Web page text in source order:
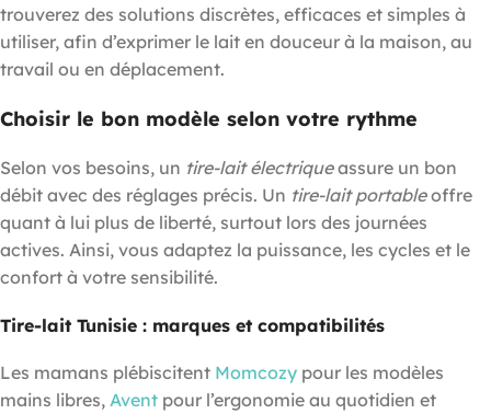
trouverez des solutions discrètes, efficaces et simples à
utiliser, afin d’exprimer le lait en douceur à la maison, au
travail ou en déplacement.
Choisir le bon modèle selon votre rythme
Selon vos besoins, un tire-lait électriqueassure un bon
débit avec des réglages précis. Un tire-lait portableoffre
quant à lui plus de liberté, surtout lors des journées
actives. Ainsi, vous adaptez la puissance, les cycles et le
confort à votre sensibilité.
Tire-lait Tunisie : marques et compatibilités
Les mamans plébiscitent Momcozy pour les modèles
mains libres, Avent pour l’ergonomie au quotidien et